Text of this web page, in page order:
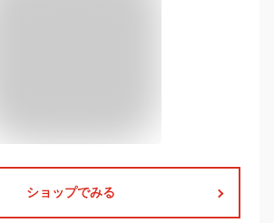
ショップでみる